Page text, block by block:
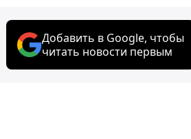
Добавить в Google, чтобы
читать новости первым